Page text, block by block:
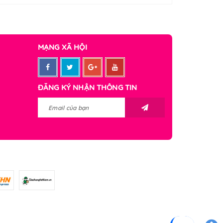
MẠNG XÃ HỘI
ĐĂNG KÝ NHẬN THÔNG TIN